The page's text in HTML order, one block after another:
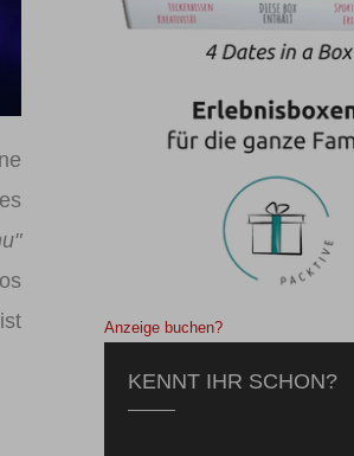
Anzeige buchen?
KENNT IHR SCHON?